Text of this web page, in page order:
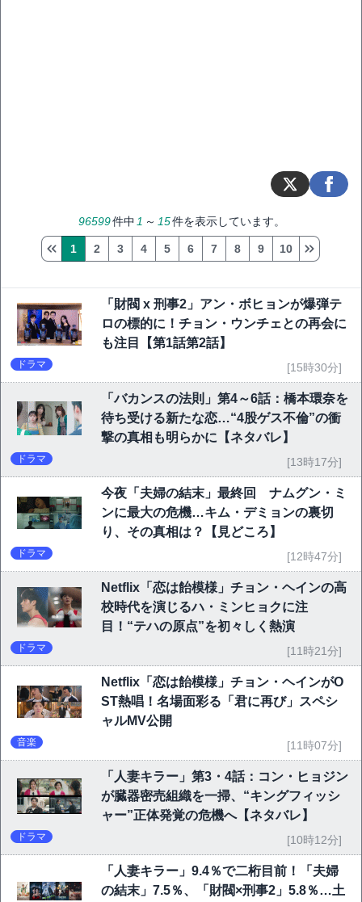
96599件中 1 ～ 15件を表示しています。
1 2 3 4 5 6 7 8 9 10
「財閥 x 刑事2」アン・ボヒョンが爆弾テ
ロの標的に！チョン・ウンチェとの再会に
も注目【第1話第2話】
ドラマ [15時30分]
「バカンスの法則」第4～6話：橋本環奈を
待ち受ける新たな恋…“4股ゲス不倫”の衝
撃の真相も明らかに【ネタバレ】
ドラマ [13時17分]
今夜「夫婦の結末」最終回 ナムグン・ミ
ンに最大の危機…キム・デミョンの裏切
り、その真相は？【見どころ】
ドラマ [12時47分]
Netflix「恋は飴模様」チョン・ヘインの高
校時代を演じるハ・ミンヒョクに注
目！“テハの原点”を初々しく熱演
ドラマ [11時21分]
Netflix「恋は飴模様」チョン・ヘインがO
ST熱唱！名場面彩る「君に再び」スペシ
ャルMV公開
音楽 [11時07分]
「人妻キラー」第3・4話：コン・ヒョジン
が臓器密売組織を一掃、“キングフィッシ
ャー”正体発覚の危機へ【ネタバレ】
ドラマ [10時12分]
「人妻キラー」9.4％で二桁目前！「夫婦
の結末」7.5％、「財閥×刑事2」5.8％…土